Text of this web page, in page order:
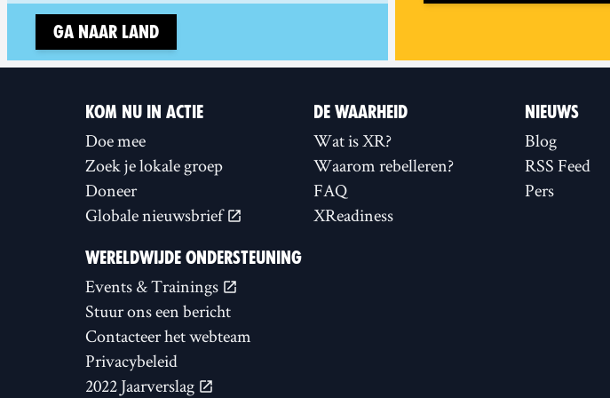
Ga naar land
KOM NU IN ACTIE
Doe mee
Zoek je lokale groep
Doneer
Globale nieuwsbrief
DE WAARHEID
Wat is XR?
Waarom rebelleren?
FAQ
XReadiness
NIEUWS
Blog
RSS Feed
Pers
WERELDWIJDE ONDERSTEUNING
Events & Trainings
Stuur ons een bericht
Contacteer het webteam
Privacybeleid
2022 Jaarverslag